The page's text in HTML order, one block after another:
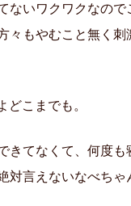
ないワクワクなので
々もやむこと無く刺
どこまでも。
きてなくて、何度も
対言えないなべちゃ